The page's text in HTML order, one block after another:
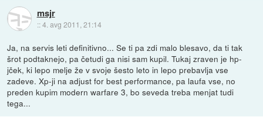
msjr
::4. avg 2011, 21:14
Ja, na servis leti definitivno... Se ti pa zdi malo blesavo, da ti tak
šrot podtaknejo, pa četudi ga nisi sam kupil. Tukaj zraven je hp-
jček, ki lepo melje že v svoje šesto leto in lepo prebavlja vse
zadeve. Xp-ji na adjust for best performance, pa laufa vse, no
preden kupim modern warfare 3, bo seveda treba menjat tudi
tega...